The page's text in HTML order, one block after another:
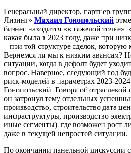
Генеральный директор, партнер
Лизинг» Михаил Гонопольский
бизнес находится «в тяжелой
какая была в 2023 году, даже при
– при той структуре сделок, которую
Вернемся ли мы к низким авансам?
ситуации, когда в дефолт будет
вопрос. Наверное, следующий год
риск-моделей в параметрах 2023-
Гонопольский. Говоря об отраслевой
он затронул тему отдельных
производство, строительство дата
инфраструктуры, производство
иные сегменты), где возможен рост
даже в текущей непростой ситуации.
По окончании панельной дискуссии